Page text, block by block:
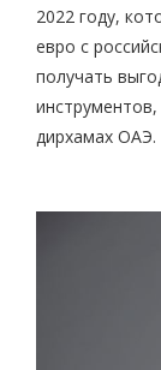
2022 году,
евро с
получать
дирхамах ОАЭ.